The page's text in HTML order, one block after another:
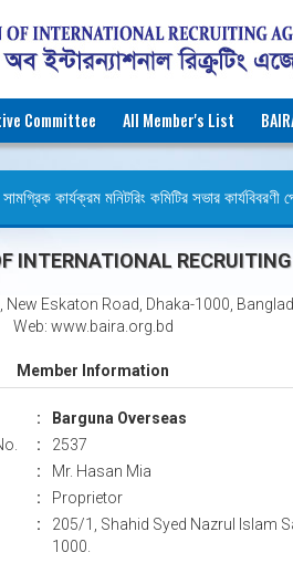
Committee All Member's List
কার্যক্রম মনিটরিং কমিটির সভার কার্যবিবরণী
INTERNATIONAL
New Eskaton Road, Dhaka-1000,
Web: www.baira.org.bd
Member Information
:
Barguna Overseas
:
2537
:
Mr. Hasan Mia
:
Proprietor
:
205/1, Shahid Syed Nazrul Islam
1000.